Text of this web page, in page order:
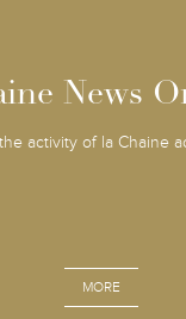
News
activity of la Chaine
MORE
News